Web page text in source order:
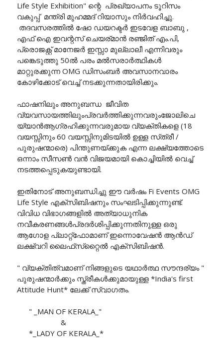
Life Style Exhibition" ന്റെ പ്രഖ്യാപനം ടൂറിസം
വകുപ്പ് മന്ത്രി മുഹമ്മദ് റിയാസും നിർവഹിച്ചു.
തദവസരത്തിൽ ഷോ ഡയറക്ടർ ഇടവേള ബാബു ,
എഫ് ഐ ഇവന്റസ് ചെയര്മാൻ രഞ്ജിത് എം.പി,
പ്രൊജക്റ്റ് മാനേജർ ഇസ്സാ മുല്ലാലീ എന്നിവരും
പങ്കെടുത്തു 50ൽ പരം മൽസരാർത്ഥികൾ
മാറ്റുരക്കുന്ന OMG ഡിസംബർ അവസാനവാരം
കോഴിക്കോട് വെച്ച് നടക്കുന്നതായിരിക്കും.
ഫാഷനിലും അനുബന്ധ ജീവിത
വ്യവസായത്തിലുംപ്രവർത്തിക്കുന്നവരുംജോലിചെ
യ്യാൻആഗ്രഹിക്കുന്നവരുമായ വ്യക്തികളെ (18
വയസ്സിനും 60 വയസ്സിനുമിടയിൽ ഉള്ള സ്‌ത്രീ /
പുരുഷന്മാരെ) പിന്തുണയ്ക്കുക എന്ന ലക്ഷ്യത്തോടെ
ഒന്നാം സീസൺ വൻ വിജയമായി കൊച്ചിയിൽ വെച്ച്
നടത്തപ്പെടുകയുണ്ടായി.
ഇതിനോട് അനുബന്ധിച്ചു ഈ വർഷം Fi Events OMG
Life Style എക്സിബിഷനും സംഘടിപ്പിക്കുന്നുണ്ട്.
വിവിധ വിഭാഗങ്ങളിൽ അത്യാധുനിക
നവീകരണങ്ങൾപ്രദർശിപ്പിക്കുന്നതിനുള്ള ഒരു
ആഗോള പ്ലാറ്റ്‌ഫോമാണ് ഇന്നൊവേഷൻ ആൻഡ്
ലക്ഷ്വറി ലൈഫ്‌സ്‌റ്റൈൽ എക്‌സിബിഷൻ.
" വ്യക്തിത്വമാണ് നിങ്ങളുടെ യഥാർത്ഥ സൗന്ദര്യം "
പുരുഷന്മാർക്കും സ്ത്രീകൾക്കുമായുള്ള *India's first
Attitude Hunt* ലേക്ക് സ്വാഗതം.
" _MAN OF KERALA_"
&
*_LADY OF KERALA_*